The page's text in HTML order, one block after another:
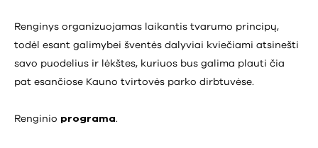
Renginys organizuojamas laikantis tvarumo principų,
todėl esant galimybei šventės dalyviai kviečiami atsinešti
savo puodelius ir lėkštes, kuriuos bus galima plauti čia
pat esančiose Kauno tvirtovės parko dirbtuvėse.
Renginio programa.